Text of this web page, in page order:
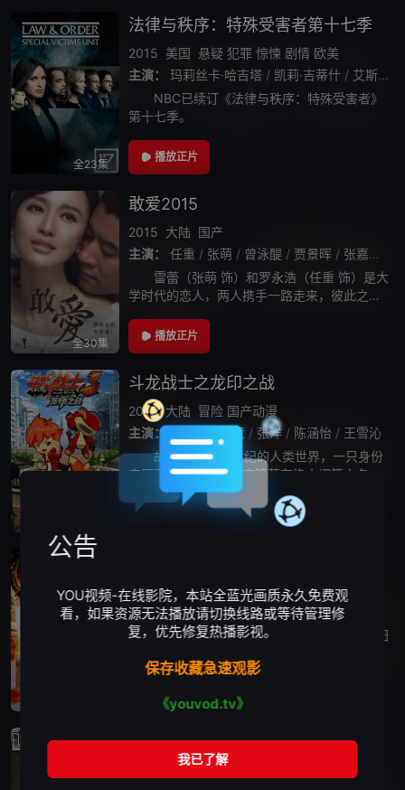
全23集
法律与秩序：特殊受害者第十七季
2015 美国 悬疑 犯罪 惊悚 剧情 欧美
主演：
玛莉丝卡·哈吉塔 / 凯莉·吉蒂什 / 艾斯-T
NBC已续订《法律与秩序：特殊受害者》
第十七季。
播放正片
全30集
敢爱2015
2015 大陆 国产
主演：
任重 / 张萌 / 曾泳醍 / 贾景晖 / 张嘉益
雷蕾（张萌 饰）和罗永浩（任重 饰）是大
学时代的恋人，两人携手一路走来，彼此之间
情面临的巨大的考验。在雷蕾母亲的建议下，
罗永浩决定创业，为他和雷蕾两人未来的
播放正片
斗龙战士之龙印之战
2015 大陆 冒险 国产动漫
主演：
陈智斌 / 张洋 / 陈涵怡 / 王雪沁
故事讲述在22世纪的人类世界，一只身份
来历不明的火恐龙横空降落在洛小熠等六名斗
龙战士的生活城市，相继吸引了阿迪和六大守
护龙前来人类世界，为了追踪火恐龙真相，阿
迪与斗龙战士被不明光圈吸到另一个空间—
2015 大陆 喜剧 古装 武侠 剧情 国产
主演： 孙坚 / 郑清文 / 雨婷儿 / 王彦懿
《纳妾记》是一部由PPTV聚力传媒与东阳
气网络作家沐轶同名小说《纳妾记》网络季播
饰演的主人公杨秋池在穿越前，是不得志
播放正片
越狱兔前传
日本 日韩动漫
公告
YOU视频-在线影院，本站全蓝光画质永久免费观
看，如果资源无法播放请切换线路或等待管理修
复，优先修复热播影视。
保存收藏急速观影
《youvod.tv》